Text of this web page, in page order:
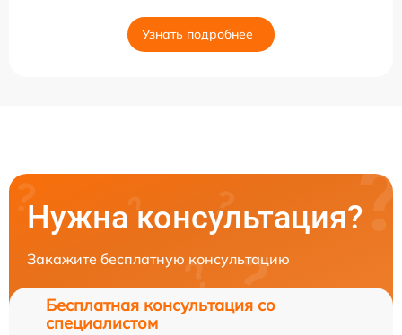
Узнать подробнее
Нужна консультация?
Закажите бесплатную консультацию
Бесплатная консультация со
специалистом